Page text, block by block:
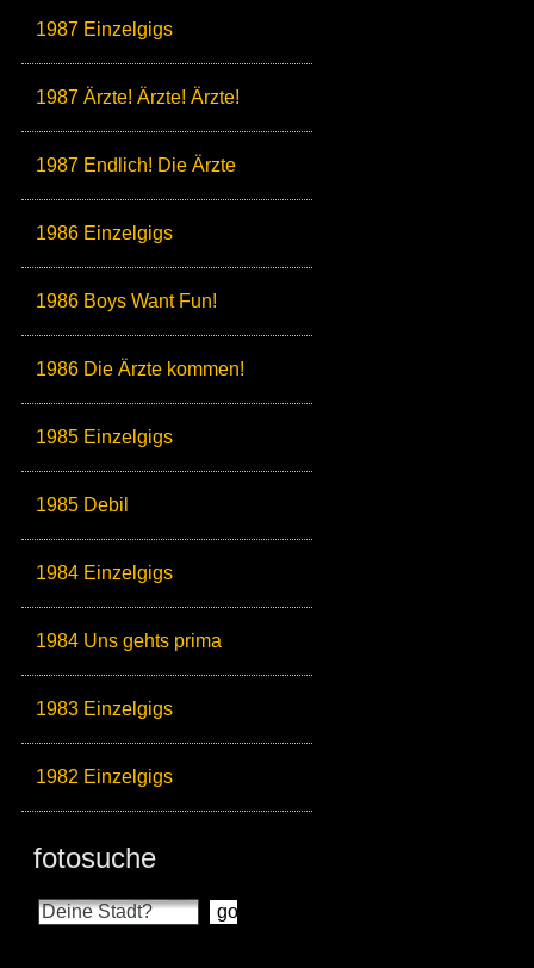
1987 Einzelgigs
1987 Ärzte! Ärzte! Ärzte!
1987 Endlich! Die Ärzte
1986 Einzelgigs
1986 Boys Want Fun!
1986 Die Ärzte kommen!
1985 Einzelgigs
1985 Debil
1984 Einzelgigs
1984 Uns gehts prima
1983 Einzelgigs
1982 Einzelgigs
fotosuche